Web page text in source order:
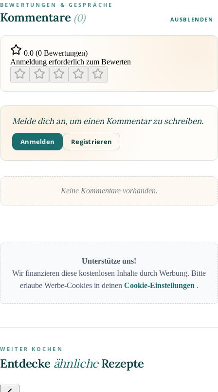
BEWERTUNGEN & GESPRÄCHE
Kommentare (0) AUSBLENDEN
0.0 (0 Bewertungen)
Anmeldung erforderlich zum Bewerten
Melde dich an, um einen Kommentar zu schreiben.
Anmelden Registrieren
Keine Kommentare vorhanden.
Unterstütze uns!
Wir finanzieren diese kostenlosen Inhalte durch Werbung. Bitte
erlaube Werbe-Cookies in deinen Cookie-Einstellungen .
WEITER KOCHEN
Entdecke ähnlicheRezepte